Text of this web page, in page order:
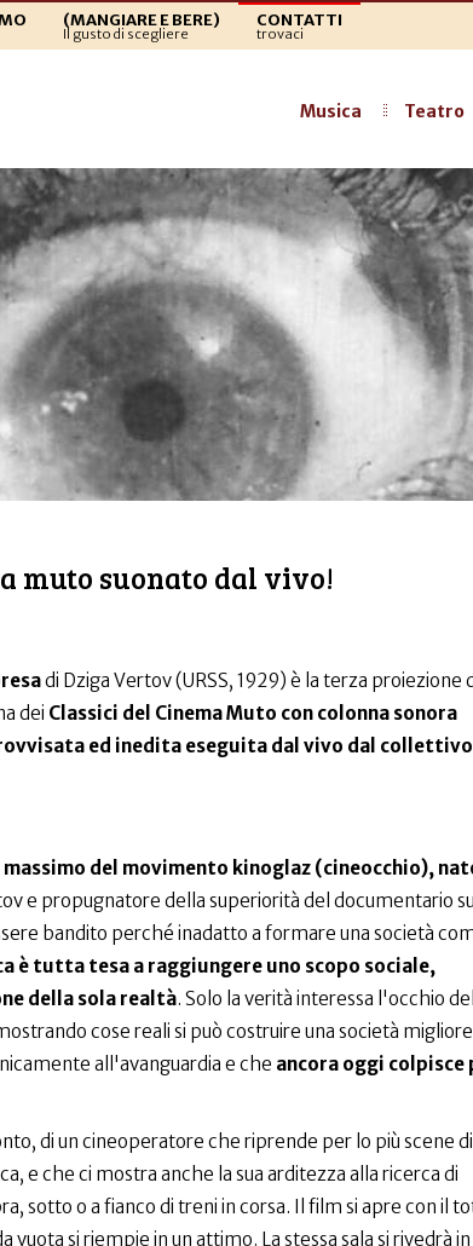
(MANGIARE E BERE)
Il gusto di scegliere
CONTATTI
trovaci
Musica Teatro
muto suonato dal vivo!
di Dziga Vertov (URSS, 1929) è la terza proiezione
dei Classici del Cinema Muto con colonna sonora
ed inedita eseguita dal vivo dal collettivo
del movimento kinoglaz (cineocchio),
e propugnatore della superiorità del documentario sul
bandito perché inadatto a formare una società
è tutta tesa a raggiungere uno scopo sociale,
della sola realtà. Solo la verità interessa l'occhio
cose reali si può costruire una società
all'avanguardia e che ancora oggi colpisce
di un cineoperatore che riprende per lo più scene
e che ci mostra anche la sua arditezza alla ricerca di
sotto o a fianco di treni in corsa. Il film si apre con il
vuota si riempie in un attimo. La stessa sala si rivedrà in